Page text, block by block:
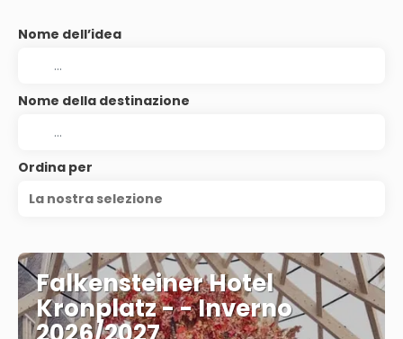
Nome dell’idea
Nome della destinazione
Ordina per
La nostra selezione
Falkensteiner Hotel
Kronplatz - - Inverno